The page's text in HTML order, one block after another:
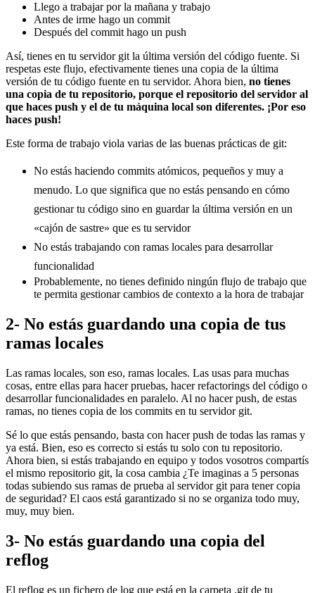
Llego a trabajar por la mañana y trabajo
Antes de irme hago un commit
Después del commit hago un push
Así, tienes en tu servidor git la última versión del código fuente. Si
respetas este flujo, efectivamente tienes una copia de la última
versión de tu código fuente en tu servidor. Ahora bien, no tienes
una copia de tu repositorio, porque el repositorio del servidor al
que haces push y el de tu máquina local son diferentes. ¡Por eso
haces push!
Este forma de trabajo viola varias de las buenas prácticas de git:
No estás haciendo commits atómicos, pequeños y muy a
menudo. Lo que significa que no estás pensando en cómo
gestionar tu código sino en guardar la última versión en un
«cajón de sastre» que es tu servidor
No estás trabajando con ramas locales para desarrollar
funcionalidad
Probablemente, no tienes definido ningún flujo de trabajo que
te permita gestionar cambios de contexto a la hora de trabajar
2- No estás guardando una copia de tus
ramas locales
Las ramas locales, son eso, ramas locales. Las usas para muchas
cosas, entre ellas para hacer pruebas, hacer refactorings del código o
desarrollar funcionalidades en paralelo. Al no hacer push, de estas
ramas, no tienes copia de los commits en tu servidor git.
Sé lo que estás pensando, basta con hacer push de todas las ramas y
ya está. Bien, eso es correcto si estás tu solo con tu repositorio.
Ahora bien, si estás trabajando en equipo y todos vosotros compartís
el mismo repositorio git, la cosa cambia ¿Te imaginas a 5 personas
todas subiendo sus ramas de prueba al servidor git para tener copia
de seguridad? El caos está garantizado si no se organiza todo muy,
muy, muy bien.
3- No estás guardando una copia del
reflog
El reflog es un fichero de log que está en la carpeta .git de tu